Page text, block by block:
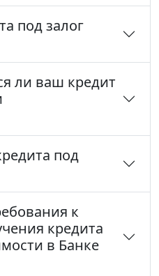
под залог
ли ваш кредит
под
к
кредита
в Банке